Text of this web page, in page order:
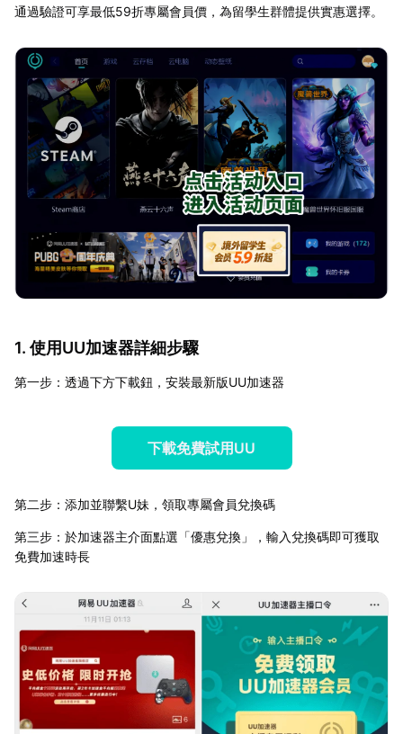
通過驗證可享最低59折專屬會員價，為留學生群體提供實惠選擇。
1. 使用UU加速器詳細步驟
第一步：透過下方下載鈕，安裝最新版UU加速器
下載免費試用UU
第二步：添加並聯繫U妹，領取專屬會員兌換碼
第三步：於加速器主介面點選「優惠兌換」，輸入兌換碼即可獲取
免費加速時長